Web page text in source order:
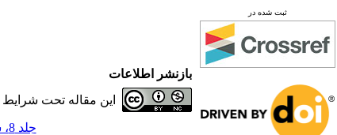
ثبت شده در
بازنشر اطلاعات
این مقاله تحت شرایط
جلد 8، شماره 2 - ( 12-1393 )